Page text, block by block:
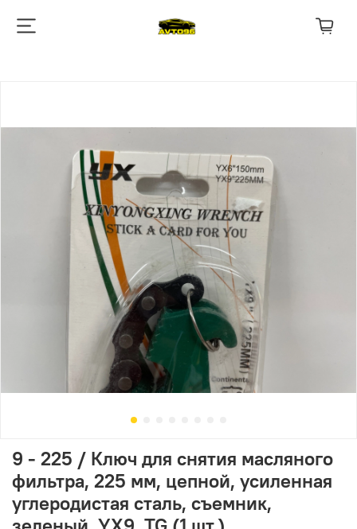
9 - 225 / Ключ для снятия масляного
фильтра, 225 мм, цепной, усиленная
углеродистая сталь, съемник,